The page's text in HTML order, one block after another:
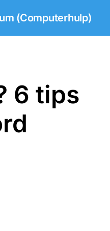
(Computerhulp)
6 tips